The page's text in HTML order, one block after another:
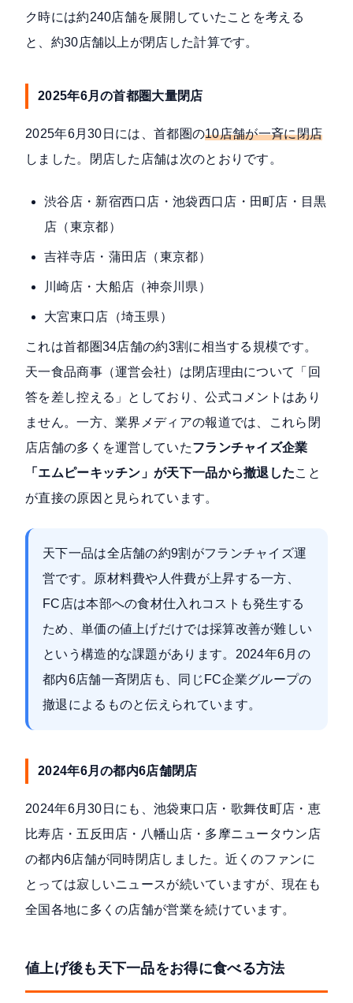
ク時には約240店舗を展開していたことを考える
と、約30店舗以上が閉店した計算です。
2025年6月の首都圏大量閉店
2025年6月30日には、首都圏の10店舗が一斉に閉店
しました。閉店した店舗は次のとおりです。
渋谷店・新宿西口店・池袋西口店・田町店・目黒
店（東京都）
吉祥寺店・蒲田店（東京都）
川崎店・大船店（神奈川県）
大宮東口店（埼玉県）
これは首都圏34店舗の約3割に相当する規模です。
天一食品商事（運営会社）は閉店理由について「回
答を差し控える」としており、公式コメントはあり
ません。一方、業界メディアの報道では、これら閉
店店舗の多くを運営していたフランチャイズ企業
「エムピーキッチン」が天下一品から撤退したこと
が直接の原因と見られています。
天下一品は全店舗の約9割がフランチャイズ運
営です。原材料費や人件費が上昇する一方、
FC店は本部への食材仕入れコストも発生する
ため、単価の値上げだけでは採算改善が難しい
という構造的な課題があります。2024年6月の
都内6店舗一斉閉店も、同じFC企業グループの
撤退によるものと伝えられています。
2024年6月の都内6店舗閉店
2024年6月30日にも、池袋東口店・歌舞伎町店・恵
比寿店・五反田店・八幡山店・多摩ニュータウン店
の都内6店舗が同時閉店しました。近くのファンに
とっては寂しいニュースが続いていますが、現在も
全国各地に多くの店舗が営業を続けています。
値上げ後も天下一品をお得に食べる方法